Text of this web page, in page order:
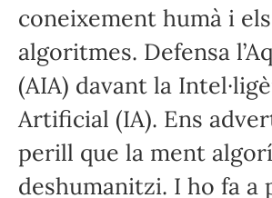
coneixement humà i els
algoritmes. Defensa
(AIA) davant la
Artificial (IA). Ens
perill que la ment
deshumanitzi. I ho fa a